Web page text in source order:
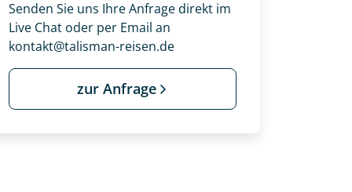
Senden Sie uns Ihre Anfrage direkt im
Live Chat oder per Email an
kontakt@talisman-reisen.de
zur Anfrage